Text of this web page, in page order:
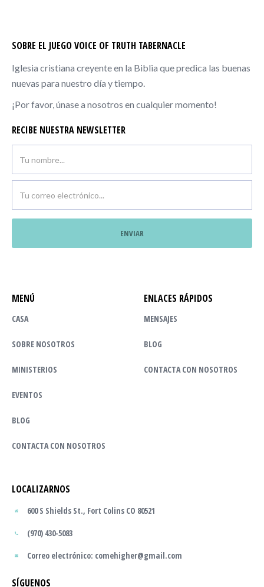
SOBRE EL JUEGO VOICE OF TRUTH TABERNACLE
Iglesia cristiana creyente en la Biblia que predica las buenas
nuevas para nuestro día y tiempo.
¡Por favor, únase a nosotros en cualquier momento!
RECIBE NUESTRA NEWSLETTER
MENÚ
CASA
SOBRE NOSOTROS
MINISTERIOS
EVENTOS
BLOG
CONTACTA CON NOSOTROS
ENLACES RÁPIDOS
MENSAJES
BLOG
CONTACTA CON NOSOTROS
LOCALIZARNOS
600 S Shields St., Fort Colins CO 80521
(970) 430-5083
Correo electrónico: comehigher@gmail.com
SÍGUENOS